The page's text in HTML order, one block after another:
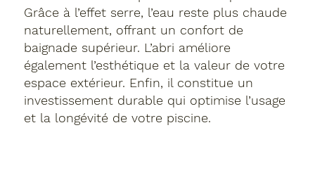
Grâce à l’effet serre, l’eau reste plus chaude
naturellement, offrant un confort de
baignade supérieur. L’abri améliore
également l’esthétique et la valeur de votre
espace extérieur. Enfin, il constitue un
investissement durable qui optimise l’usage
et la longévité de votre piscine.